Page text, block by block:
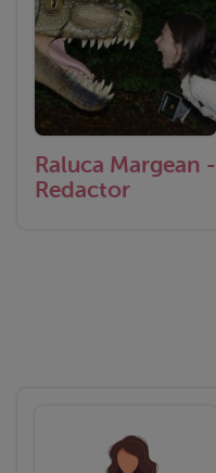
Raluca Margean -
Redactor